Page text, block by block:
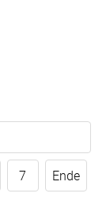
7 Ende